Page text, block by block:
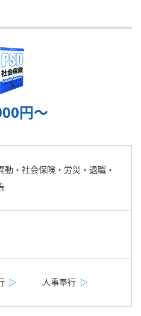
円〜
動・社会保険・労災・退職・
人事奉行